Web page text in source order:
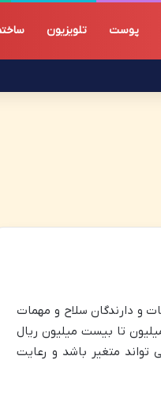
پوست تلویزیون
و دارندگان سلاح و مهمات
میلیون تا بیست میلیون ریال
متغیر باشد و رعایت